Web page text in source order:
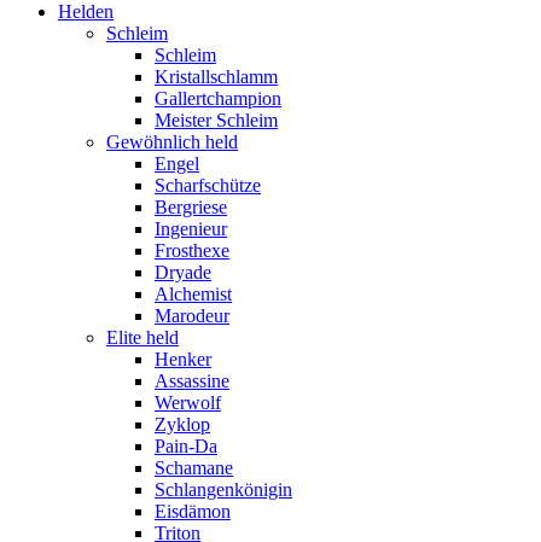
Helden
Schleim
Schleim
Kristallschlamm
Gallertchampion
Meister Schleim
Gewöhnlich held
Engel
Scharfschütze
Bergriese
Ingenieur
Frosthexe
Dryade
Alchemist
Marodeur
Elite held
Henker
Assassine
Werwolf
Zyklop
Pain-Da
Schamane
Schlangenkönigin
Eisdämon
Triton